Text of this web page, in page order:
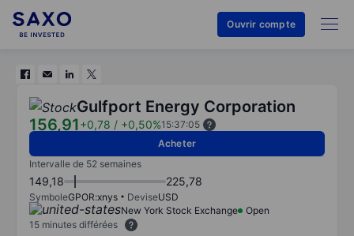
Ouvrir compte
Gulfport Energy Corporation
156,91+0,78 / +0,50%15:37:05
Acheter
Intervalle de 52 semaines
149,18 225,78
SymboleGPOR:xnys DeviseUSD
New York Stock Exchange
Open
15 minutes différées